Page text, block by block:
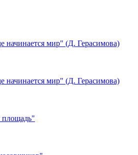
начинается мир" (Д. Герасимова)
начинается мир" (Д. Герасимова)
площадь"